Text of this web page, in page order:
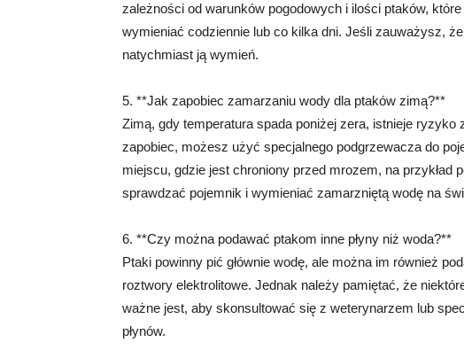
zależności od warunków pogodowych i ilości ptaków,
wymieniać codziennie lub co kilka dni. Jeśli zauważysz,
natychmiast ją wymień.
5. **Jak zapobiec zamarzaniu wody dla ptaków zimą?**
Zimą, gdy temperatura spada poniżej zera, istnieje ryzyko
zapobiec, możesz użyć specjalnego podgrzewacza do
miejscu, gdzie jest chroniony przed mrozem, na przykład
sprawdzać pojemnik i wymieniać zamarzniętą wodę na
6. **Czy można podawać ptakom inne płyny niż woda?**
Ptaki powinny pić głównie wodę, ale można im również
roztwory elektrolitowe. Jednak należy pamiętać, że
ważne jest, aby skonsultować się z weterynarzem lub
płynów.